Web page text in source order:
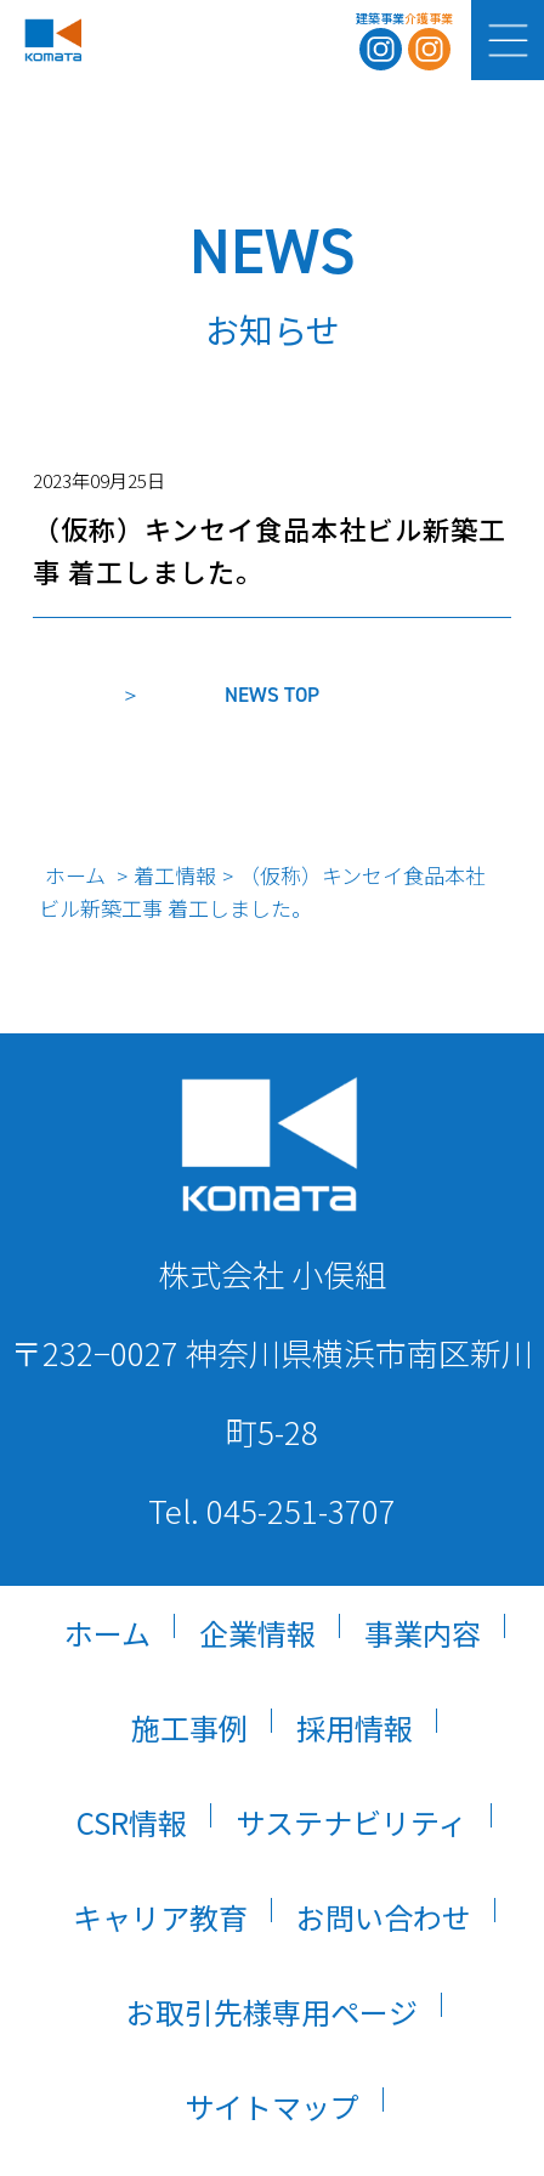
建築事業介護事業
NEWS
お知らせ
2023年09月25日
（仮称）キンセイ食品本社ビル新築工
事 着工しました。
NEWS TOP
ホーム > 着工情報 >
（仮称）キンセイ食品本社
ビル新築工事 着工しました。
株式会社 小俣組
〒232−0027 神奈川県横浜市南区新川
町5-28
Tel. 045-251-3707
ホーム 企業情報 事業内容
施工事例 採用情報
CSR情報 サステナビリティ
キャリア教育 お問い合わせ
お取引先様専用ページ
サイトマップ